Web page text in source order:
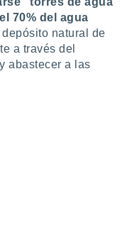
70% del agua
natural de
a través del
abastecer a las